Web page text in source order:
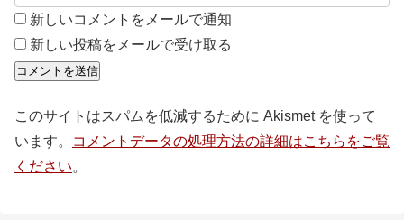
新しいコメントをメールで通知
新しい投稿をメールで受け取る
このサイトはスパムを低減するために Akismet を使って
います。
コメントデータの処理方法の詳細はこちらをご覧
ください。